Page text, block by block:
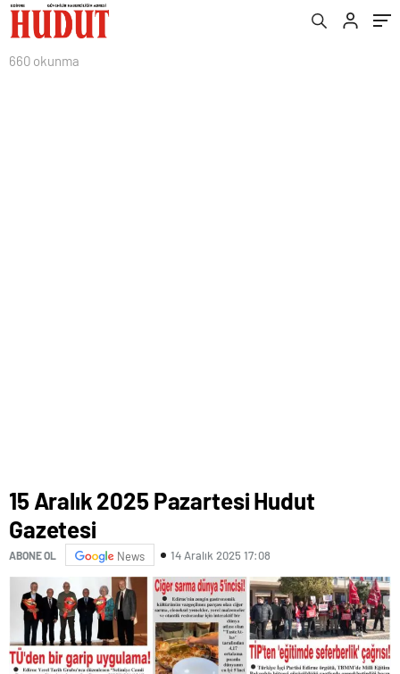
660 okunma
15 Aralık 2025 Pazartesi Hudut
Gazetesi
ABONE OL News 14 Aralık 2025 17:08